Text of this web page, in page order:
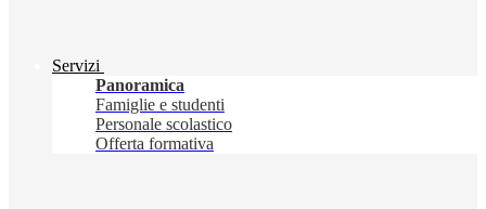
Servizi
Panoramica
Famiglie e studenti
Personale scolastico
Offerta formativa